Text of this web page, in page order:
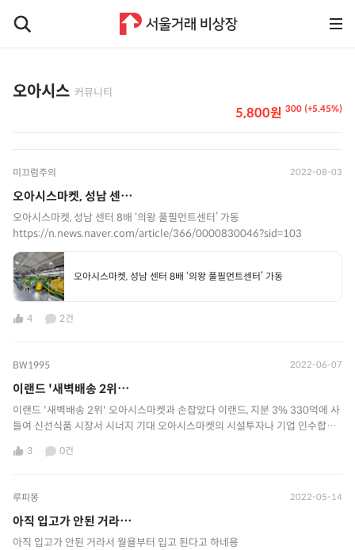
오아시스 커뮤니티
300 (+5.45%)
5,800원
미끄럼주의 2022-08-03
오아시스마켓, 성남 센⋯
오아시스마켓, 성남 센터 8배 ‘의왕 풀필먼트센터’ 가동
https://n.news.naver.com/article/366/0000830046?sid=103
오아시스마켓, 성남 센터 8배 ‘의왕 풀필먼트센터’ 가동
4 2건
BW1995 2022-06-07
이랜드 '새벽배송 2위⋯
이랜드 '새벽배송 2위' 오아시스마켓과 손잡았다 이랜드, 지분 3% 330억에 사
들여 신선식품 시장서 시너지 기대 오아시스마켓의 시설투자나 기업 인수합병
https://www.hankyung.com/economy/article/2022060741071
3 0건
루피몽 2022-05-14
아직 입고가 안된 거라⋯
아직 입고가 안된 거라서 월욜부터 입고 된다고 하네용